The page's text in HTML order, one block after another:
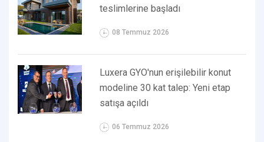
teslimlerine başladı
08 Temmuz 2026
Luxera GYO'nun erişilebilir konut
modeline 30 kat talep: Yeni etap
satışa açıldı
06 Temmuz 2026